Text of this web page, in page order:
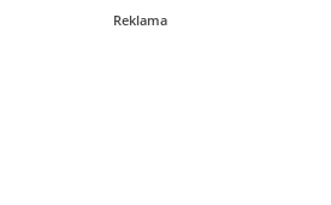
Reklama